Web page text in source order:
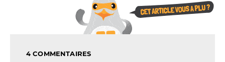
4 COMMENTAIRES